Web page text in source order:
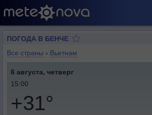
ПОГОДА В БЕНЧЕ
Все страны › Вьетнам
6 августа, четверг
15:00
+31°